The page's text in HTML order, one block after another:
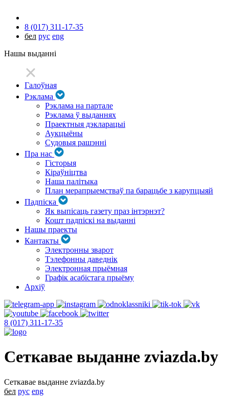
8 (017) 311-17-35
бел рус eng
Нашы выданні
Галоўная
Рэклама
Рэклама на партале
Рэклама ў выданнях
Праектныя дэкларацыі
Аукцыёны
Судовыя рашэнні
Пра нас
Гісторыя
Кіраўніцтва
Наша палітыка
План мерапрыемстваў па барацьбе з карупцыяй
Падпіска
Як выпісаць газету праз інтэрнэт?
Кошт падпіскі на выданні
Нашы праекты
Кантакты
Электронны зварот
Тэлефонны даведнік
Электронная прыёмная
Графік асабістага прыёму
Архіў
8 (017) 311-17-35
Сеткавае выданне zviazda.by
Сеткавае выданне zviazda.by
бел рус eng